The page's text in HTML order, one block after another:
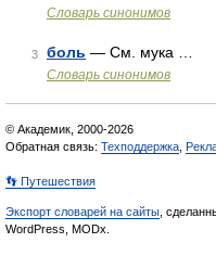
Словарь синонимов
3 боль — См. мука …
Словарь синонимов
© Академик, 2000-2026
Обратная связь: Техподдержка
👣 Путешествия
Экспорт словарей на сайты ,
WordPress, MODx.